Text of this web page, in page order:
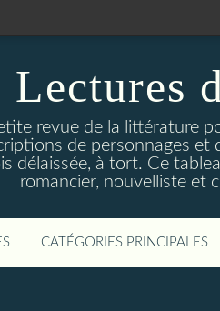
Lectures
revue de la littérature
de personnages
délaissée, à tort. Ce
romancier, nouvelliste et
CATÉGORIES PRINCIPALES